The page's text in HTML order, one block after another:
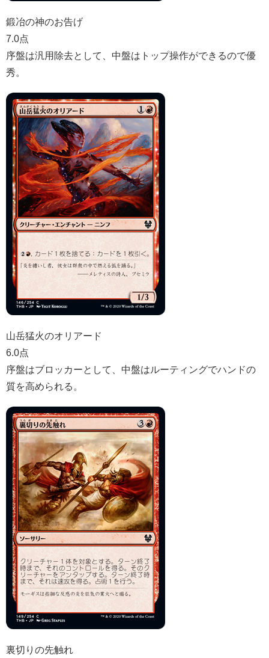
鍛冶の神のお告げ
7.0点
序盤は汎用除去として、中盤はトップ操作ができるので優
秀。
山岳猛火のオリアード
6.0点
序盤はブロッカーとして、中盤はルーティングでハンドの
質を高められる。
裏切りの先触れ